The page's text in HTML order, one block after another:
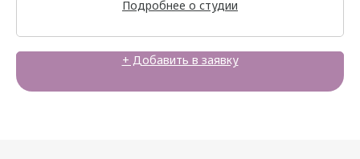
Подробнее о студии
+ Добавить в заявку